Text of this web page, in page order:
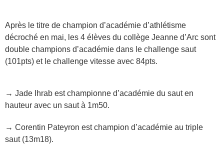
Après le titre de champion d’académie d’athlétisme
décroché en mai, les 4 élèves du collège Jeanne d’Arc sont
double champions d’académie dans le challenge saut
(101pts) et le challenge vitesse avec 84pts.
→ Jade Ihrab est championne d’académie du saut en
hauteur avec un saut à 1m50.
→ Corentin Pateyron est champion d’académie au triple
saut (13m18).